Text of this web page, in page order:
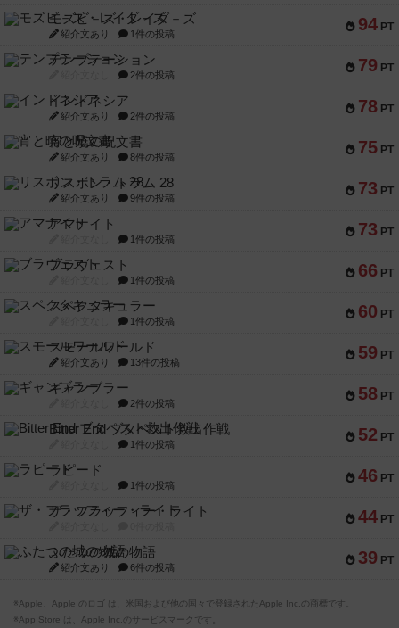
94 PT
モズビ－ズ・レイダ－ズ
紹介文あり 1件の投稿
79 PT
テンプテーション
2件の投稿
78 PT
インドネシア
紹介文あり 2件の投稿
75 PT
宵と暁の呪文書
紹介文あり 8件の投稿
73 PT
リスボン・トラム 28
紹介文あり 9件の投稿
73 PT
アマナイト
1件の投稿
66 PT
ブラヴェスト
1件の投稿
60 PT
スペクタキュラー
1件の投稿
59 PT
スモールワールド
紹介文あり 13件の投稿
58 PT
ギャンブラー
2件の投稿
52 PT
Bitter End ブタペスト救出作戦
1件の投稿
46 PT
ラピード
1件の投稿
44 PT
ザ・フラッフィー・ライト
39 PT
ふたつの城の物語
紹介文あり 6件の投稿
※Apple、Apple のロゴ は、米国および他の国々で登録されたApple Inc.の商標です。
※App Store は、Apple Inc.のサービスマークです。